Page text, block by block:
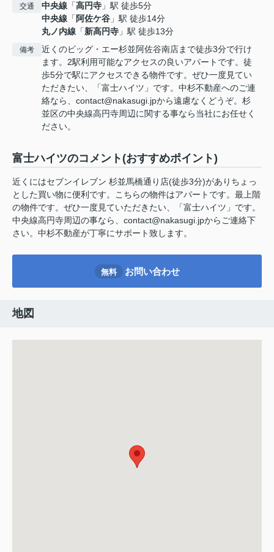
交通 中央線 「高円寺 」駅 徒歩5分
中央線 「 阿佐ケ谷 」駅 徒歩14分
丸ノ内線 「新高円寺 」駅 徒歩13分
備考
近くのビッグ・エー杉並阿佐谷南店まで徒歩3分で行け
ます。2駅利用可能なアクセスの良いアパートです。徒
歩5分で駅にアクセスできる物件です。ぜひ一度見てい
ただきたい、「富士ハイツ」です。中杉不動産へのご連
絡なら、contact@nakasugi.jpから遠慮なくどうぞ。杉
並区の中央線高円寺周辺に関する事なら当社にお任せく
ださい。
富士ハイツのコメント(おすすめポイント)
近くにはセブンイレブン 杉並馬橋通り店(徒歩3分)がありちょっ
とした買い物に便利です。こちらの物件はアパートです。最上階
の物件です。ぜひ一度見ていただきたい、「富士ハイツ」です。
中央線高円寺周辺の事なら、contact@nakasugi.jpからご連絡下
さい。中杉不動産が丁寧にサポート致します。
無料 お問い合わせ
地図